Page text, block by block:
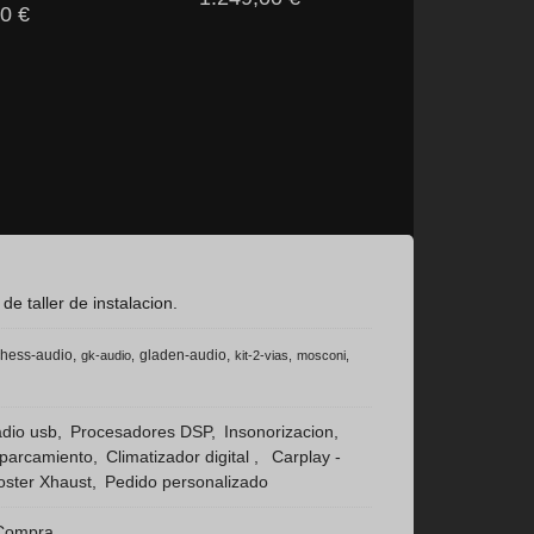
€
taller de instalacion.
audio gk-audio gladen-audio kit-2-vias
mosconi
usb Procesadores DSP
Insonorizacion
Climatizador digital
Carplay -
Xhaust Pedido personalizado